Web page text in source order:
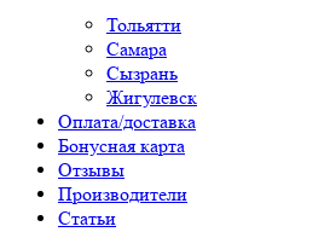
Тольятти
Самара
Сызрань
Жигулевск
Оплата/доставка
Бонусная карта
Отзывы
Производители
Статьи